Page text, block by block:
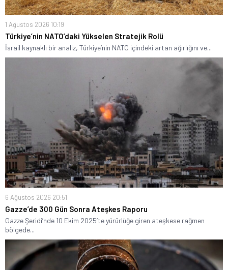
1 Ağustos 2026 10:19
Türkiye’nin NATO’daki Yükselen Stratejik Rolü
İsrail kaynaklı bir analiz, Türkiye’nin NATO içindeki artan ağırlığını ve...
6 Ağustos 2026 20:51
Gazze’de 300 Gün Sonra Ateşkes Raporu
Gazze Şeridi’nde 10 Ekim 2025’te yürürlüğe giren ateşkese rağmen
bölgede...